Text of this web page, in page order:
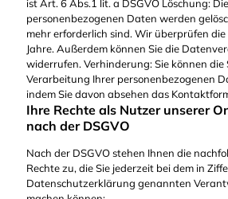
ist Art. 6 Abs.1 lit. a DSGVO Löschung:
personenbezogenen Daten werden
mehr erforderlich sind. Wir überprüfen
Jahre. Außerdem können Sie die
widerrufen. Verhinderung: Sie können die
Verarbeitung Ihrer personenbezogenen
indem Sie davon absehen das
Ihre Rechte als Nutzer unserer
nach der DSGVO
Nach der DSGVO stehen Ihnen die
Rechte zu, die Sie jederzeit bei dem in
Datenschutzerklärung genannten